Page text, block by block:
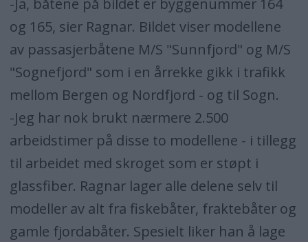
-Ja, båtene på bildet er byggenummer 164
og 165, sier Ragnar. Bildet viser modellene
av passasjerbåtene M/S "Sunnfjord" og M/S
"Sognefjord" som i en årrekke gikk i trafikk
mellom Bergen og Nordfjord - og til Sogn.
-Jeg har nok brukt nærmere 2.500
arbeidstimer på disse to modellene - i tillegg
til arbeidet med skroget som er støpt i
glassfiber. Ragnar lager alle delene selv til
modeller av alt fra fiskebåter, fraktebåter og
gamle fjordabåter. Spesielt liker han å lage